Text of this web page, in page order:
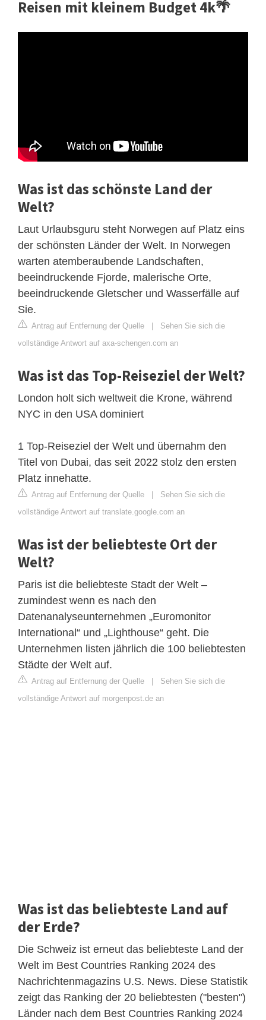
Reisen mit kleinem Budget 4k🌴
Was ist das schönste Land der
Welt?
Laut Urlaubsguru steht Norwegen auf Platz eins
der schönsten Länder der Welt. In Norwegen
warten atemberaubende Landschaften,
beeindruckende Fjorde, malerische Orte,
beeindruckende Gletscher und Wasserfälle auf
Sie.
Antrag auf Entfernung der Quelle | Sehen Sie sich die
vollständige Antwort auf axa-schengen.com an
Was ist das Top-Reiseziel der Welt?
London holt sich weltweit die Krone, während
NYC in den USA dominiert
1 Top-Reiseziel der Welt und übernahm den
Titel von Dubai, das seit 2022 stolz den ersten
Platz innehatte.
Antrag auf Entfernung der Quelle | Sehen Sie sich die
vollständige Antwort auf translate.google.com an
Was ist der beliebteste Ort der
Welt?
Paris ist die beliebteste Stadt der Welt –
zumindest wenn es nach den
Datenanalyseunternehmen „Euromonitor
International“ und „Lighthouse“ geht. Die
Unternehmen listen jährlich die 100 beliebtesten
Städte der Welt auf.
Antrag auf Entfernung der Quelle | Sehen Sie sich die
vollständige Antwort auf morgenpost.de an
Was ist das beliebteste Land auf
der Erde?
Die Schweiz ist erneut das beliebteste Land der
Welt im Best Countries Ranking 2024 des
Nachrichtenmagazins U.S. News. Diese Statistik
zeigt das Ranking der 20 beliebtesten ("besten")
Länder nach dem Best Countries Ranking 2024